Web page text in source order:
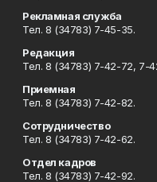
Рекламная служба
Тел. 8 (34783) 7-45-35.
Редакция
Тел. 8 (34783) 7-42-72, 7-
Приемная
Тел. 8 (34783) 7-42-82.
Сотрудничество
Тел. 8 (34783) 7-42-62.
Отдел кадров
Тел. 8 (34783) 7-42-92.